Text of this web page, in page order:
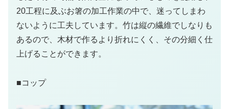
20工程に及ぶお箸の加工作業の中で、迷ってしまわ
ないように工夫しています。竹は縦の繊維でしなりも
あるので、木材で作るより折れにくく、その分細く仕
上げることができます。
■コップ